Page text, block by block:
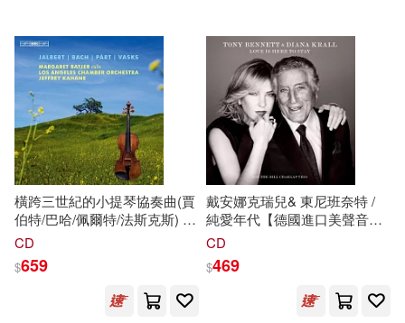
橫跨三世紀的小提琴協奏曲(賈
伯特/巴哈/佩爾特/法斯克斯) 巴
特杰 小提琴 傑佛瑞·卡海內 指
(Margaret Batjer / Jalbert,
Bach, Part & Vasks: Music for
Violin & Orchestra)
CD
$659
戴安娜克瑞兒& 東尼班奈特 /
純愛年代【德國進口美聲音效
盤~葛萊美雙料提名榮耀特典】
Krall / Love Is Here To Stay)
CD
$469